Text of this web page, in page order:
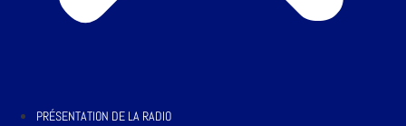
PRÉSENTATION DE LA RADIO